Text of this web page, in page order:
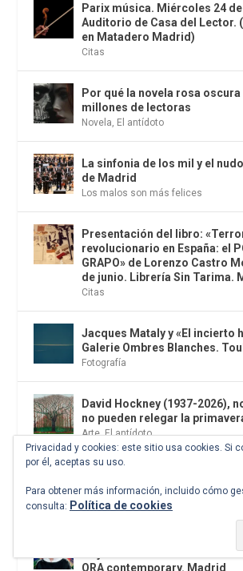
Parix música. Miércoles 24
Auditorio de Casa del Lector.
en Matadero Madrid)
Citas
Por qué la novela rosa oscura
millones de lectoras
Novela, El antídoto
La sinfonia de los mil y el
de Madrid
Los malos son más felices
Presentación del libro:
revolucionario en España: el
GRAPO» de Lorenzo Castro
de junio. Librería Sin Tarima.
Citas
Jacques Mataly y «El incierto
Galerie Ombres Blanches.
Fotografía
David Hockney (1937-2026),
no pueden relegar la
Arte,El antídoto
Escrituras
«Calle de nadie», de Julia
de junio. 19.00 – 22.00 horas.
ORA contemporary. Madrid
Privacidad y cookies: este sitio usa cookies. Si
por él, aceptas su uso.
Para obtener más información, incluido cómo
consulta: Política de cookies